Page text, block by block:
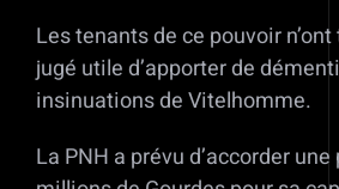
Les tenants de ce pouvoir
jugé utile d’apporter de
insinuations de Vitelhomme.
La PNH a prévu d’accorder